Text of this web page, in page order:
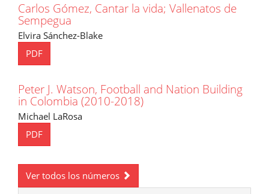
Carlos Gómez, Cantar la vida; Vallenatos de
Sempegua
Elvira Sánchez-Blake
PDF
Peter J. Watson, Football and Nation Building
in Colombia (2010-2018)
Michael LaRosa
PDF
Ver todos los números